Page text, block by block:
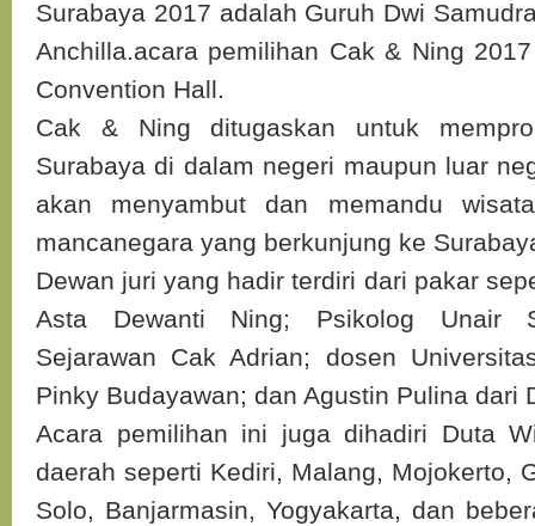
Surabaya 2017 adalah Guruh Dwi
Anchilla.acara pemilihan Cak & Ning
Convention Hall.
Cak & Ning ditugaskan untuk
Surabaya di dalam negeri maupun luar
akan menyambut dan memandu
mancanegara yang berkunjung ke
Dewan juri yang hadir terdiri dari pakar
Asta Dewanti Ning; Psikolog Unair
Sejarawan Cak Adrian; dosen
Pinky Budayawan; dan Agustin Pulina dari
Acara pemilihan ini juga dihadiri Duta
daerah seperti Kediri, Malang, Mojokerto,
Solo, Banjarmasin, Yogyakarta, dan